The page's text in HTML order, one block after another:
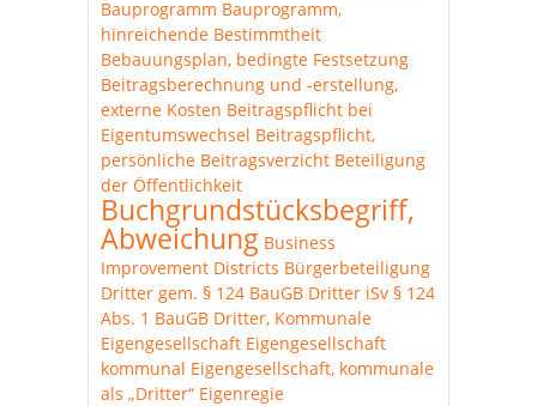
Bauprogramm Bauprogramm,
hinreichende Bestimmtheit
Bebauungsplan, bedingte Festsetzung
Beitragsberechnung und -erstellung,
externe Kosten Beitragspflicht bei
Eigentumswechsel Beitragspflicht,
persönliche Beitragsverzicht Beteiligung
der Öffentlichkeit
Buchgrundstücksbegriff,
Abweichung Business
Improvement Districts Bürgerbeteiligung
Dritter gem. § 124 BauGB Dritter iSv § 124
Abs. 1 BauGB Dritter, Kommunale
Eigengesellschaft Eigengesellschaft
kommunal Eigengesellschaft, kommunale
als „Dritter“ Eigenregie